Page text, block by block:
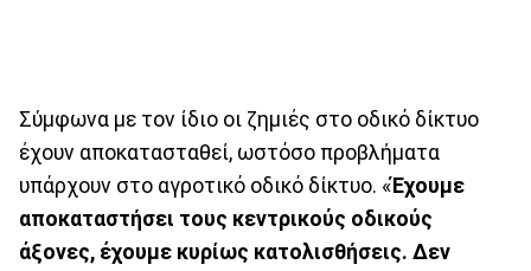
Σύμφωνα με τον ίδιο οι ζημιές στο οδικό δίκτυο
έχουν αποκατασταθεί, ωστόσο προβλήματα
υπάρχουν στο αγροτικό οδικό δίκτυο. «Έχουμε
αποκαταστήσει τους κεντρικούς οδικούς
άξονες, έχουμε κυρίως κατολισθήσεις. Δεν